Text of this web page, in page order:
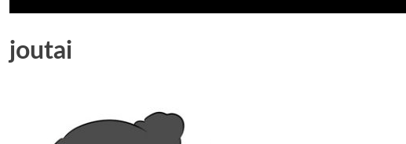
joutai